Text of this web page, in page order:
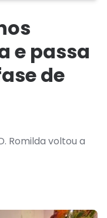
e passa
de
Romilda voltou a